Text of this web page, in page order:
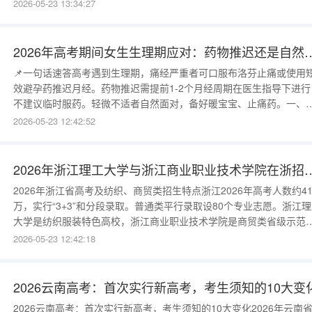
可报考。二、
2026-05-23 13:34:27
2026年高考期间女
📌一句话速答高考遇到生理期，痛经严重者可口服布洛芬止痛或使用
效避孕药推迟月经。药物推迟需提前1-2个月经周期在医生指导下进行
不建议临时服药。轻微不适者自然面对，备好暖宝宝、止痛药。一、
物推迟月经方法使用短效避孕药（如优思明、妈富隆）：从上次月经第
或黄体酮针剂（
2026-05-23 12:42:52
2026年浙江理工大学
2026年浙江省高考及纺织、商贸类招生特点浙江2026年高考人数约
万，实行“3+3”和分段录取。普通类平行录取设80个专业志愿。浙江
大学是纺织服装特色高校，浙江商业职业技术学院是商贸类省级示范
职。本文提供两校2026在浙招生预测。浙江理工大学2026年在浙招生
2026-05-23 12:42:18
2026云南高考：首次实行新高考，考生须知的10大变
2026云南高考：首次实行新高考，考生须知的10大变化2026年云南